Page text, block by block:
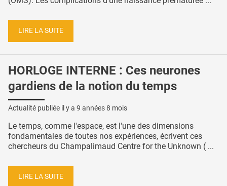
LIRE LA SUITE
HORLOGE INTERNE : Ces neurones
gardiens de la notion du temps
Actualité publiée il y a 9 années 8 mois
Le temps, comme l'espace, est l'une des dimensions
fondamentales de toutes nos expériences, écrivent ces
chercheurs du Champalimaud Centre for the Unknown ( ...
LIRE LA SUITE